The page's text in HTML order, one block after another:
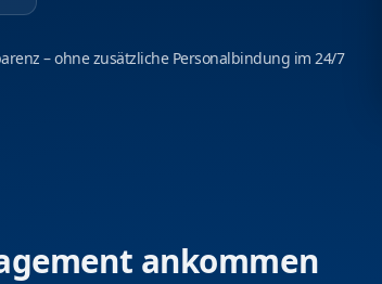
– ohne zusätzliche Personalbindung im 24/7
ankommen